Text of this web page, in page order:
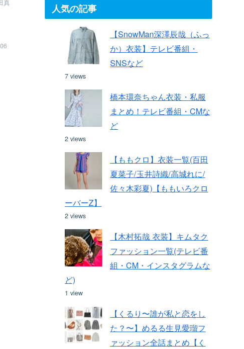
真
人気の記事
【SnowMan深澤辰哉（ふっ
か）衣装】テレビ番組・
SNSなど
7 views
橋本環奈ちゃん衣装・私服
まとめ！テレビ番組・CMな
ど
2 views
【ももクロ】衣装一覧(百田
夏菜子/玉井詩織/高城れに/
佐々木彩夏)【ももいろクロ
ーバーZ】
2 views
【木村拓哉 衣装】キムタク
ファッション一覧(テレビ番
組・CM・インスタグラムな
ど)
1 view
【くるり〜誰が私と恋をし
た？〜】めるる生見愛瑠フ
ァッション全話まとめ【く